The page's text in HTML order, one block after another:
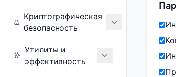
Криптографическая
безопасность
Утилиты и
эффективность